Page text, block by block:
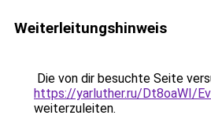
Weiterleitungshinweis
Die von dir besuchte Seite
https://yarluther.ru/Dt8oaWI/
weiterzuleiten.